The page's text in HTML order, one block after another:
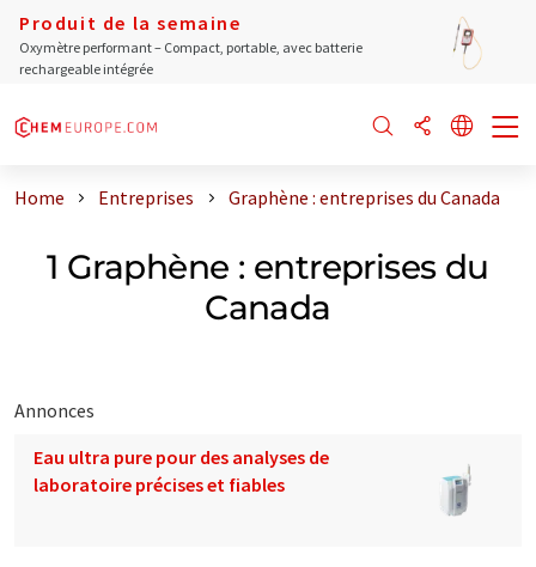
Produit de la semaine
Oxymètre performant – Compact, portable, avec batterie
rechargeable intégrée
Home Entreprises Graphène : entreprises du Canada
1 Graphène : entreprises du
Canada
Annonces
Eau ultra pure pour des analyses de
laboratoire précises et fiables